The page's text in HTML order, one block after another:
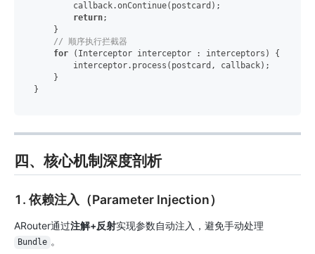
        callback.onContinue(postcard);
return;
    }
// 顺序执行拦截器
for (Interceptor interceptor : interceptors) {
        interceptor.process(postcard, callback);
    }
四、核心机制深度剖析
1. 依赖注入（Parameter Injection）
ARouter通过注解+反射实现参数自动注入，避免手动处理
Bundle 。